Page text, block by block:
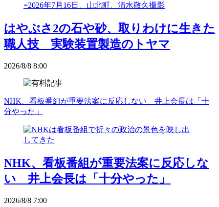
はやぶさ2の石や砂、取りわけに生きた
職人技 実験装置製造のトヤマ
2026/8/8 8:00
NHK、看板番組が重要法案に反応しない 井上会長は「十
分やった」
NHK、看板番組が重要法案に反応しな
い 井上会長は「十分やった」
2026/8/8 7:00